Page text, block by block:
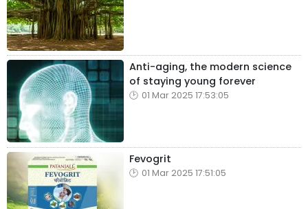
Anti-aging, the modern science
of staying young forever
01 Mar 2025 17:53:05
Fevogrit
01 Mar 2025 17:51:05